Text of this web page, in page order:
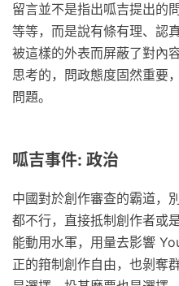
留言並不是指出呱吉提出的
等等，而是說有條有理、認
被這樣的外表而屏蔽了對內
思考的，問政態度固然重要
問題。
呱吉事件: 政治
中國對於創作審查的霸道，
都不行，直接抵制創作者或
能動用水軍，用量去影響
正的箝制創作自由，也剝奪